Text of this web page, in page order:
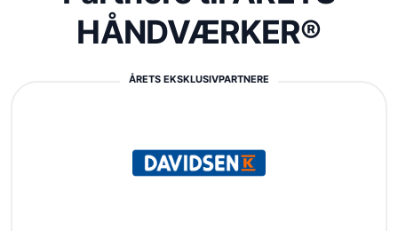
HÅNDVÆRKER®
ÅRETS EKSKLUSIVPARTNERE